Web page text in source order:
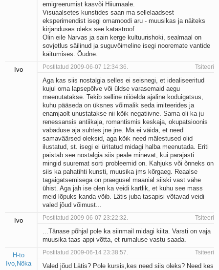
emigreerumist kasvõi Hiiumaale.
Visuaalsetes kunstides saan ma sellelaadsest
eksperimendist isegi omamoodi aru - muusikas ja näiteks
kirjanduses oleks see katastroof...
Olin eile Narvas ja sain kerge kultuurishoki, sealmaal on
sovjetlus säilinud ja suguvõimeline isegi nooremate vantide
käitumises. Õudne.
Ivo Postitatud 2009-06-07 12:34:36. Tsiteeri
Aga kas siis nostalgia selles ei seisnegi, et idealiseeritud
kujul oma lapsepõlve või üldse varasemaid aegu
meenutatakse. Tekib selline niiöelda ajaline koduigatsus,
kuhu pääseda on üksnes võimalik seda imiteerides ja
enamjaolt unustatakse nii kõik negatiivne. Sama oli ka ju
renessansis antiikaja, romantismis keskaja, okupatsioonis
vabaduse aja suhtes jne jne. Ma ei väida, et need
samaväärsed oleksid, aga kõik need mälestused olid
ilustatud, st. isegi ei üritatud midagi halba meenutada. Eriti
paistab see nostalgia siis peale minevat, kui parajasti
mingid suuremat sorti probleemid on. Kahjuks või õnneks on
siis ka pahatihti kunsti, muusika jms kõrgaeg. Reaalse
tagaigatsemisega on praegusel maanial siiski vast vähe
ühist. Aga jah ise olen ka veidi kartlik, et kuhu see mass
meid lõpuks kanda võib. Lätis juba tasapisi võtavad veidi
valed jõud võimust...
Ivo Postitatud 2009-06-07 23:22:32. Tsiteeri
...Tänase põhjal pole ka siinmail midagi kiita. Varsti on vaja
muusika taas appi võtta, et rumaluse vastu saada.
H-to
Ivo,Nõka
Postitatud 2009-06-14 23:38:57. Tsiteeri
Valed jõud Lätis? Pole kursis,kes need siis oleks? Need kes